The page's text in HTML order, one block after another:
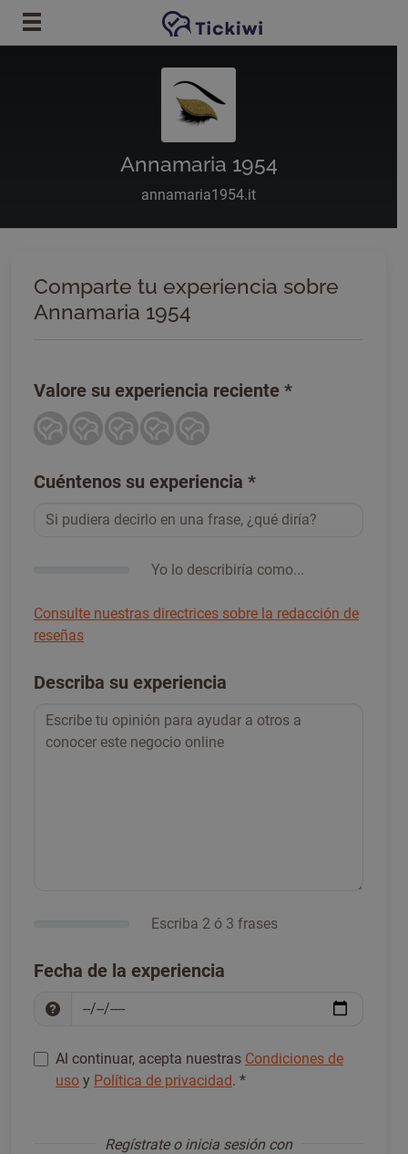
Ir al contenido principal
Annamaria 1954
annamaria1954.it
Comparte tu experiencia sobre
Annamaria 1954
Valore su experiencia reciente *
Cuéntenos su experiencia *
Yo lo describiría como...
Consulte nuestras directrices sobre la redacción de
reseñas
Describa su experiencia
Escriba 2 ó 3 frases
Fecha de la experiencia
Al continuar, acepta nuestras Condiciones de
uso y Política de privacidad. *
Regístrate o inicia sesión con